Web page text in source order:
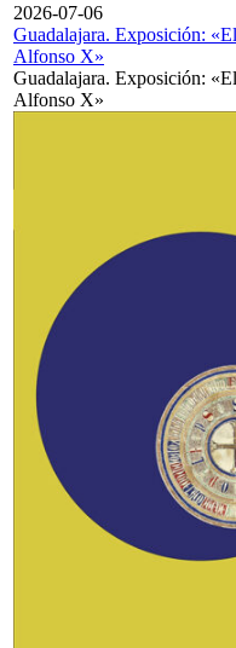
2026-07-06
Guadalajara. Exposición:
Alfonso X»
Guadalajara. Exposición:
Alfonso X»